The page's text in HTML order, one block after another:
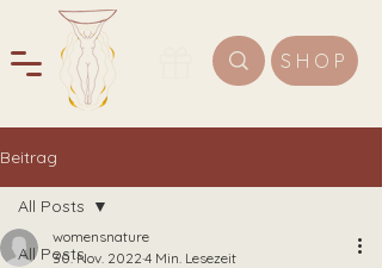
SHOP
Beitrag
All Posts
All Posts
womensnature
30. Nov. 2022 4 Min. Lesezeit